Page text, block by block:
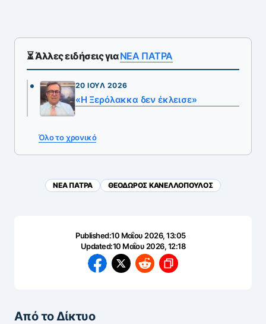
⏳ Άλλες ειδήσεις γιαNEA ΠΑΤΡΑ
20 ΙΟΎΛ 2026
«Η Ξερόλακκα δεν έκλεισε»
Όλο το χρονικό
NEA ΠΑΤΡΑ ΘΕΟΔΩΡΟΣ ΚΑΝΕΛΛΟΠΟΥΛΟΣ
Published:10 Μαΐου 2026, 13:05
Updated:10 Μαΐου 2026, 12:18
Από το Δίκτυο